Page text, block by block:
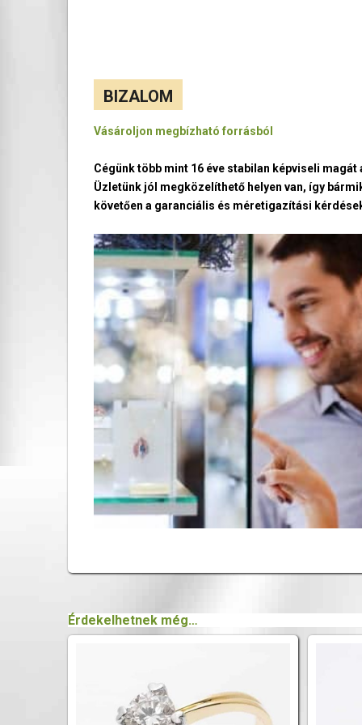
BIZALOM
Vásároljon megbízható forrásból
Cégünk több mint 16 éve stabilan képviseli
Üzletünk jól megközelíthető helyen van, így
követően a garanciális és méretigazítási
Érdekelhetnek még…